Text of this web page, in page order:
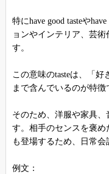
特にhave good tasteや
ョンやインテリア、芸
す。
この意味のtasteは、「好
まで含んでいるのが特徴
そのため、洋服や家具
す。相手のセンスを褒
も登場するため、日常会
例文：